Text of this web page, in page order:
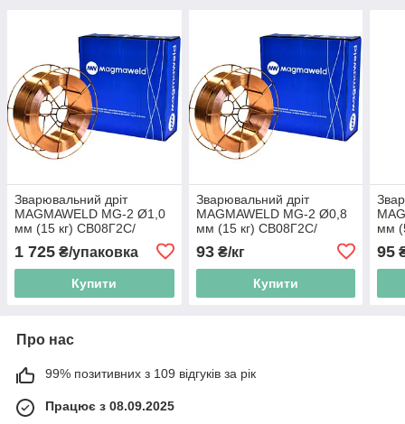
Зварювальний дріт
MAGMAWELD MG-2 Ø1,0
мм (15 кг) СВ08Г2С/
1 725 ₴/упаковка
Купити
Зварювальний дріт
MAGMAWELD MG-2 Ø0,8
мм (15 кг) СВ08Г2С/
93₴/кг
Купити
мм
95
Про нас
99% позитивних з 109 відгуків за рік
Працює з 08.09.2025